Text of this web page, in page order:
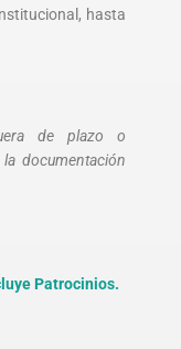
hasta
de plazo o
documentación
Patrocinios.